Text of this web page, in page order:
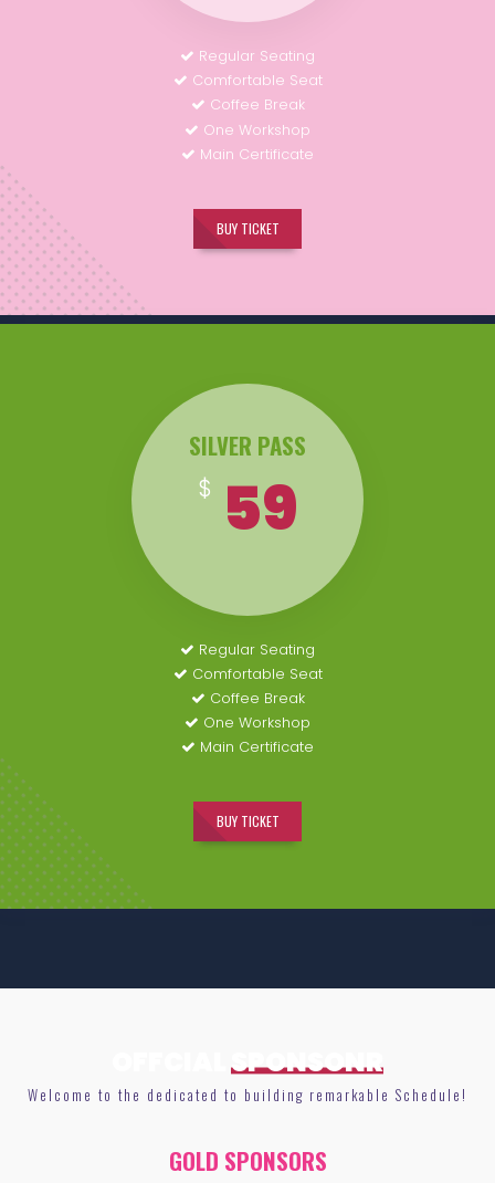
Regular Seating
Comfortable Seat
Coffee Break
One Workshop
Main Certificate
BUY TICKET
SILVER PASS
$ 59
Regular Seating
Comfortable Seat
Coffee Break
One Workshop
Main Certificate
BUY TICKET
SPONSONR
Welcome to the dedicated to building remarkable Schedule!
GOLD SPONSORS